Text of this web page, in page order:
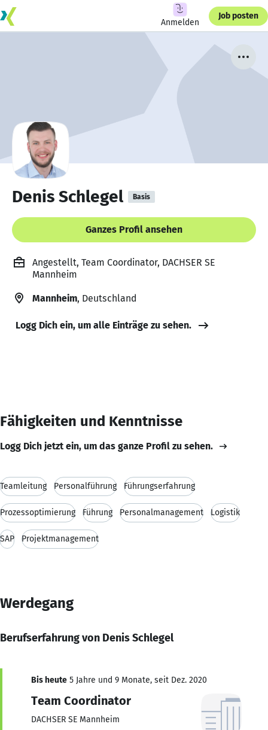
Anmelden
Job posten
Denis Schlegel Basis
Ganzes Profil ansehen
Angestellt, Team Coordinator, DACHSER SE
Mannheim
Mannheim, Deutschland
Logg Dich ein, um alle Einträge zu sehen.
Fähigkeiten und Kenntnisse
Logg Dich jetzt ein, um das ganze Profil zu sehen.
Teamleitung Personalführung Führungserfahrung
Prozessoptimierung Führung Personalmanagement Logistik
SAP Projektmanagement
Werdegang
Berufserfahrung von Denis Schlegel
Bis heute 5 Jahre und 9 Monate, seit Dez. 2020
Team Coordinator
DACHSER SE Mannheim